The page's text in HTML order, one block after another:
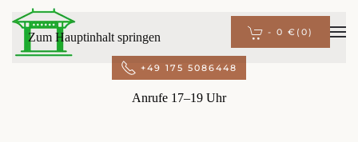
Zum Hauptinhalt springen - 0 € (0)
+49 175 5086448
Anrufe 17–19 Uhr